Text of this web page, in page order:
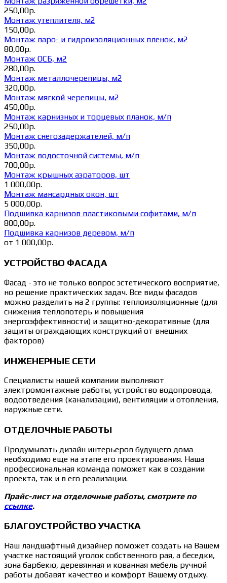
250,00р.
Монтаж утеплителя, м2
150,00р.
Монтаж паро- и гидроизоляционных пленок, м2
80,00р.
Монтаж ОСБ, м2
280,00р.
Монтаж металлочерепицы, м2
320,00р.
Монтаж мягкой черепицы, м2
450,00р.
Монтаж карнизных и торцевых планок, м/п
250,00р.
Монтаж снегозадержателей, м/п
350,00р.
Монтаж водосточной системы, м/п
700,00р.
Монтаж крышных аэраторов, шт
1 000,00р.
Монтаж мансардных окон, шт
5 000,00р.
Подшивка карнизов пластиковыми софитами, м/п
800,00р.
Подшивка карнизов деревом, м/п
от 1 000,00р.
УСТРОЙСТВО ФАСАДА
Фасад - это не только вопрос эстетического восприятие,
но решение практических задач. Все виды фасадов
можно разделить на 2 группы: теплоизоляционные (для
снижения теплопотерь и повышения
энергоэффективности) и защитно-декоративные (для
защиты ограждающих конструкций от внешних
факторов)
ИНЖЕНЕРНЫЕ СЕТИ
Специалисты нашей компании выполняют
электромонтажные работы, устройство водопровода,
водоотведения (канализации), вентиляции и отопления,
наружные сети.
ОТДЕЛОЧНЫЕ РАБОТЫ
Продумывать дизайн интерьеров будущего дома
необходимо еще на этапе его проектирования. Наша
профессиональная команда поможет как в создании
проекта, так и в его реализации.
Прайс-лист на отделочные работы, смотрите по
ссылке.
БЛАГОУСТРОЙСТВО УЧАСТКА
Наш ландшафтный дизайнер поможет создать на Вашем
участке настоящий уголок собственного рая, а беседки,
зона барбекю, деревянная и кованная мебель ручной
работы добавят качество и комфорт Вашему отдыху.